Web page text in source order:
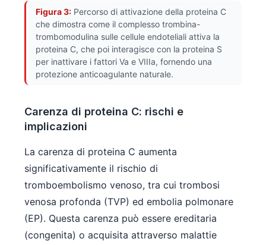
Figura 3: Percorso di attivazione della proteina C
che dimostra come il complesso trombina-
trombomodulina sulle cellule endoteliali attiva la
proteina C, che poi interagisce con la proteina S
per inattivare i fattori Va e VIIIa, fornendo una
protezione anticoagulante naturale.
Carenza di proteina C: rischi e
implicazioni
La carenza di proteina C aumenta
significativamente il rischio di
tromboembolismo venoso, tra cui trombosi
venosa profonda (TVP) ed embolia polmonare
(EP). Questa carenza può essere ereditaria
(congenita) o acquisita attraverso malattie